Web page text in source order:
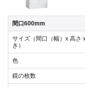
間口600mm
サイズ（間口（幅）x 高さ
き）
色
鏡の枚数